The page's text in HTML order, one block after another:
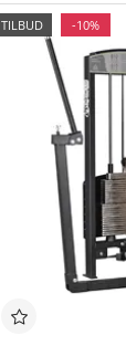
TILBUD -10%